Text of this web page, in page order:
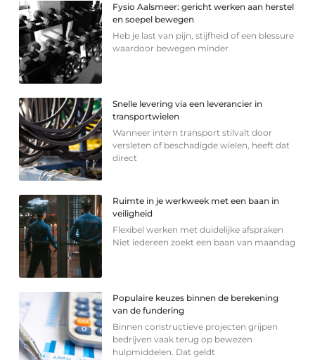
Fysio Aalsmeer: gericht werken aan herstel
en soepel bewegen
Heb je last van pijn, stijfheid of een blessure
waardoor bewegen minder
Snelle levering via een leverancier in
transportwielen
Wanneer intern transport stilvalt door
versleten of beschadigde wielen, heeft dat
direct
Ruimte in je werkweek met een baan in
veiligheid
Flexibel werken met duidelijke afspraken
Niet iedereen zoekt een baan van maandag
Populaire keuzes binnen de berekening
van de fundering
Binnen constructieve projecten grijpen
bedrijven vaak terug op bewezen
hulpmiddelen. Dat geldt